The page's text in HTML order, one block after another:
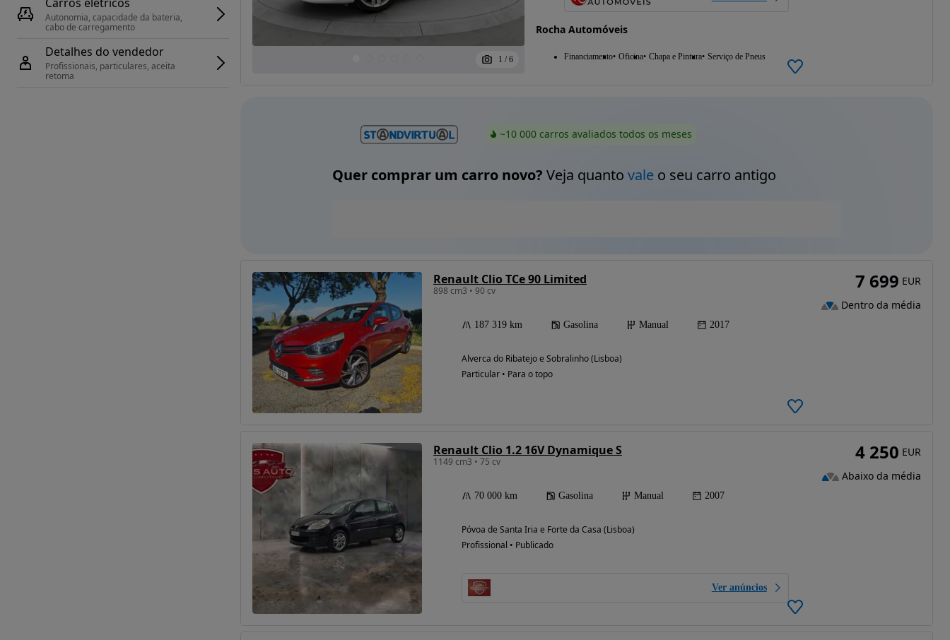
Autonomia, capacidade da bateria,
cabo de carregamento
Detalhes do vendedor
Profissionais, particulares, aceita
retoma
1 / 6
Rocha Automóveis
Financiamento Oficina Chapa e Pintura Serviço de Pneus
~10 000 carros avaliados todos os meses
Quer comprar um carro novo? Veja quanto valeo seu carro antigo
Renault Clio TCe 90 Limited
898 cm3 • 90 cv
187 319 km Gasolina Manual 2017
Alverca do Ribatejo e Sobralinho (Lisboa)
Particular • Para o topo
7 699 EUR
Dentro da média
Renault Clio 1.2 16V Dynamique S
1149 cm3 • 75 cv
70 000 km Gasolina Manual 2007
Póvoa de Santa Iria e Forte da Casa (Lisboa)
Profissional • Publicado
Ver anúncios
4 250 EUR
Abaixo da média